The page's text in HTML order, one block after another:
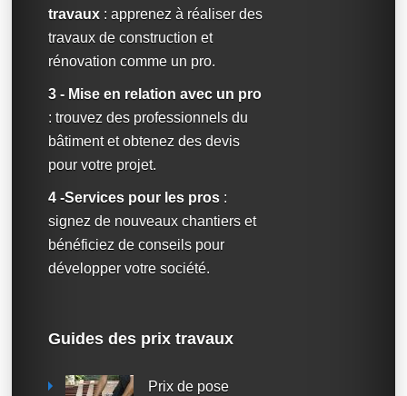
travaux : apprenez à réaliser des
travaux de construction et
rénovation comme un pro.
3 - Mise en relation avec un pro
: trouvez des professionnels du
bâtiment et obtenez des devis
pour votre projet.
4 -Services pour les pros :
signez de nouveaux chantiers et
bénéficiez de conseils pour
développer votre société.
Guides des prix travaux
Prix de pose